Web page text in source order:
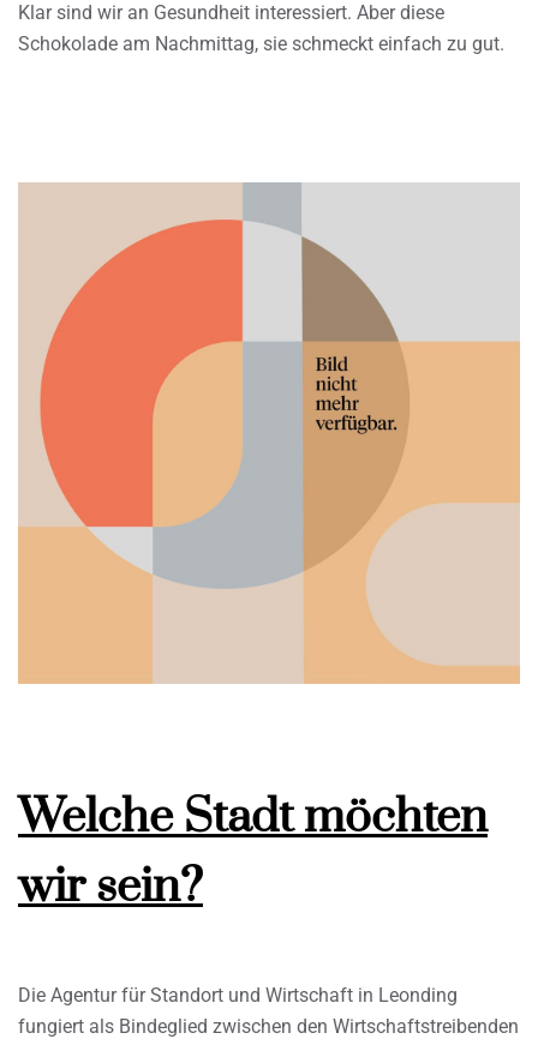
Klar sind wir an Gesundheit interessiert. Aber diese
Schokolade am Nachmittag, sie schmeckt einfach zu gut.
Welche Stadt möchten
wir sein?
Die Agentur für Standort und Wirtschaft in Leonding
fungiert als Bindeglied zwischen den Wirtschaftstreibenden